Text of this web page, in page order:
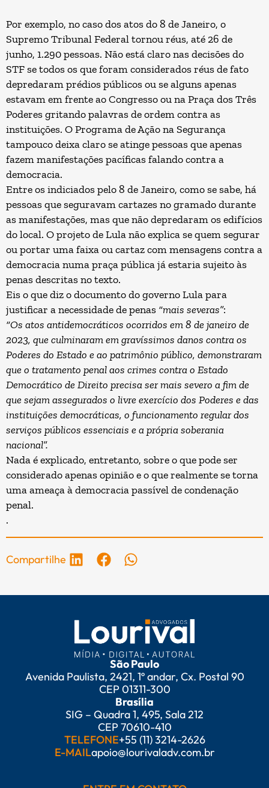
Por exemplo, no caso dos atos do8 de Janeiro, o
Supremo Tribunal Federal tornou réus, até 26 de
junho, 1.290 pessoas. Não está claro nas decisões do
STF se todos os que foram considerados réus de fato
depredaram prédios públicos ou se alguns apenas
estavam em frente ao Congresso ou na Praça dos Três
Poderes gritando palavras de ordem contra as
instituições. O Programa de Ação na Segurança
tampouco deixa claro se atinge pessoas que apenas
fazem manifestações pacíficas falando contra a
democracia.
Entre os indiciados pelo 8 de Janeiro, como se sabe, há
pessoas que seguravam cartazes no gramado durante
as manifestações, mas que não depredaram os edifícios
do local. O projeto de Lula não explica se quem segurar
ou portar uma faixa ou cartaz com mensagens contra a
democracia numa praça pública já estaria sujeito às
penas descritas no texto.
Eis o que diz o documento do governo Lula para
justificar a necessidade de penas “mais severas”:
“Os atos antidemocráticos ocorridos em 8 de janeiro de
2023, que culminaram em gravíssimos danos contra os
Poderes do Estado e ao patrimônio público, demonstraram
que o tratamento penal aos crimes contra o Estado
Democrático de Direito precisa ser mais severo a fim de
que sejam assegurados o livre exercício dos Poderes e das
instituições democráticas, o funcionamento regular dos
serviços públicos essenciais e a própria soberania
nacional”.
Nada é explicado, entretanto, sobre o que pode ser
considerado apenas opinião e o que realmente se torna
uma ameaça à democracia passível de condenação
penal.
.
Compartilhe
São Paulo
Avenida Paulista, 2421, 1º andar, Cx. Postal 90
CEP 01311-300
Brasília
SIG – Quadra 1, 495, Sala 212
CEP 70610-410
TELEFONE+55 (11) 3214-2626
E-MAILapoio@lourivaladv.com.br